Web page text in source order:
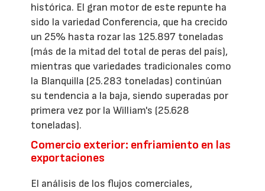
histórica. El gran motor de este repunte ha
sido la variedad Conferencia, que ha crecido
un 25% hasta rozar las 125.897 toneladas
(más de la mitad del total de peras del país),
mientras que variedades tradicionales como
la Blanquilla (25.283 toneladas) continúan
su tendencia a la baja, siendo superadas por
primera vez por la William's (25.628
toneladas).
Comercio exterior: enfriamiento en las
exportaciones
El análisis de los flujos comerciales,